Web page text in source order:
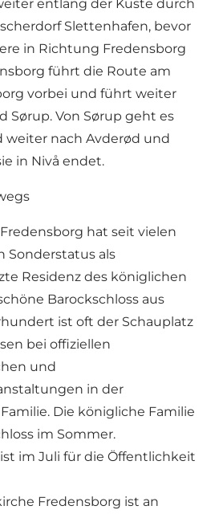
entlang der Küste durch
Slettenhafen, bevor
in Richtung Fredensborg
führt die Route am
vorbei und führt weiter
Sørup. Von Sørup geht es
weiter nach Avderød und
in Nivå endet.
Fredensborg hat seit vielen
Sonderstatus als
Residenz des königlichen
Barockschloss aus
ist oft der Schauplatz
bei offiziellen
und
in der
Die königliche Familie
im Sommer.
ist im Juli für die Öffentlichkeit
Fredensborg ist an